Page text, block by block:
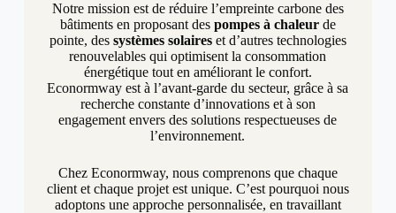
Notre mission est de réduire l’empreinte carbone des
bâtiments en proposant des pompes à chaleurde
pointe, des systèmes solaireset d’autres technologies
renouvelables qui optimisent la consommation
énergétique tout en améliorant le confort.
Econormway est à l’avant-garde du secteur, grâce à sa
recherche constante d’innovations et à son
engagement envers des solutions respectueuses de
l’environnement.
Chez Econormway, nous comprenons que chaque
client et chaque projet est unique. C’est pourquoi nous
adoptons une approche personnalisée, en travaillant